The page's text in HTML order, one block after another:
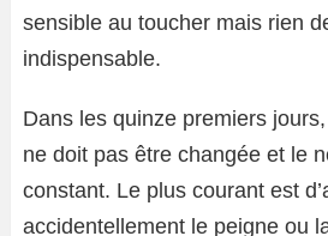
sensible au toucher mais rien
indispensable.
Dans les quinze premiers
ne doit pas être changée et le
constant. Le plus courant est
accidentellement le peigne ou